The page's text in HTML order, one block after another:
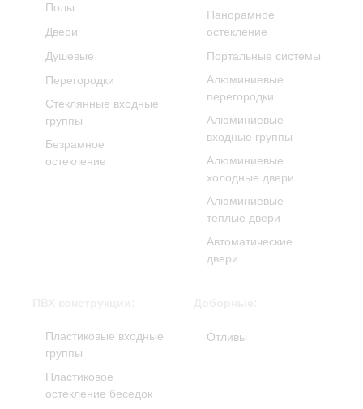
Полы
Двери
Душевые
Перегородки
Стеклянные входные
группы
Безрамное
остекление
Панорамное
остекление
Портальные системы
Алюминиевые
перегородки
Алюминиевые
входные группы
Алюминиевые
холодные двери
Алюминиевые
теплые двери
Автоматические
двери
Пластиковые входные
группы
Пластиковое
остекление беседок
Отливы